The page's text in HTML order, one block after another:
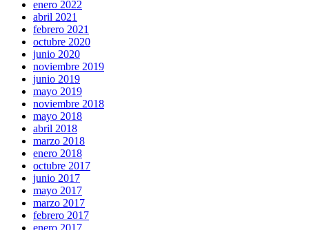
enero 2022
abril 2021
febrero 2021
octubre 2020
junio 2020
noviembre 2019
junio 2019
mayo 2019
noviembre 2018
mayo 2018
abril 2018
marzo 2018
enero 2018
octubre 2017
junio 2017
mayo 2017
marzo 2017
febrero 2017
enero 2017